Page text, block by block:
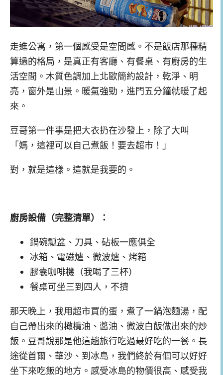
走進公寓，第一個感受是空間感。不是飯店那種精
算過的格局，是真正有客廳、有餐桌、有廚房的生
活空間。木質色調加上北歐簡約設計，乾淨、明
亮，窗外是山景。暖氣強勁，進門五分鐘就暖了起
來。
豆哥第一件事是把大衣扔在沙發上，除了大叫
「媽，這裡可以自己煮飯！要去超市！」
對，就是這樣。這就是我要的。
廚房設備（完整清單）：
鍋碗瓢盆、刀具、砧板一應俱全
冰箱、電磁爐、微波爐、烤箱
膠囊咖啡機（我喝了三杯）
餐桌可坐三到四人，不擠
那天晚上，我用超市買的蛋，煮了一鍋泡麵湯，配
自己帶出來的橄欖油、醬油、微波白飯做出來的炒
飯。豆哥說那是他這趟旅行吃過最好吃的一餐。長
途從首爾、華沙、到冰島，我們終於有個可以好好
坐下來吃飯的地方。感受冰島的物價很高、感受我